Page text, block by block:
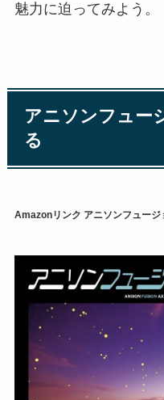
魅力に迫ってみよう。
アニソンフュー
る
Amazonリンク アニソンフュージ